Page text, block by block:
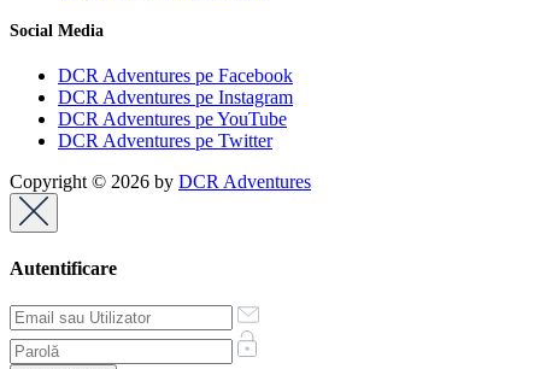
Social Media
DCR Adventures pe Facebook
DCR Adventures pe Instagram
DCR Adventures pe YouTube
DCR Adventures pe Twitter
Copyright © 2026 by DCR Adventures
Autentificare